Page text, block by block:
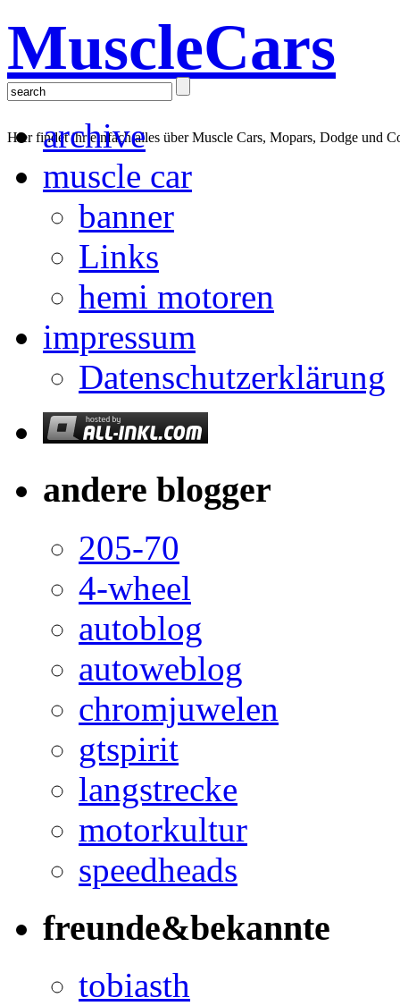
MuscleCars
Hier findet ihr einfach alles über Muscle Cars, Mopars, Dodge und
archive
muscle car
banner
Links
hemi motoren
impressum
Datenschutzerklärung
andere blogger
205-70
4-wheel
autoblog
autoweblog
chromjuwelen
gtspirit
langstrecke
motorkultur
speedheads
freunde&bekannte
tobiasth